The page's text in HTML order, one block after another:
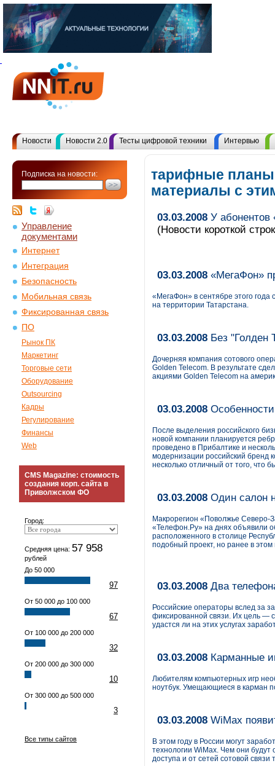
Новости Новости 2.0 Тесты цифровой техники Интервью
Подписка на новости:
Управление
документами
Интернет
Интеграция
Безопасность
Мобильная связь
Фиксированная связь
ПО
Рынок ПК
Маркетинг
Торговые сети
Оборудование
Outsourcing
Кадры
Регулирование
Финансы
Web
CMS Magazine: стоимость
создания корп. сайта в
Приволжском ФО
Город:
Средняя цена: 57 958
рублей
До 50 000
97
От 50 000 до 100 000
67
От 100 000 до 200 000
32
От 200 000 до 300 000
10
От 300 000 до 500 000
3
Все типы сайтов
тарифные
материалы с
03.03.2008 У абонентов
(Новости короткой
03.03.2008 «МегаФон»
«МегаФон» в сентябре этого года
на территории Татарстана.
03.03.2008 Без "Голден
Дочерняя компания сотового
Golden Telecom. В результате
акциями Golden Telecom на
03.03.2008
После выделения российского
новой компании планируется
проведено в Прибалтике и
модернизации российский бренд
несколько отличный от того, что
03.03.2008 Один салон
Макрорегион «Поволжье Северо-
«Телефон.Ру» на днях объявили
расположенного в столице
подобный проект, но ранее в этом
03.03.2008 Два
Российские операторы вслед за
фиксированной связи. Их цель —
удастся ли на этих услугах
03.03.2008 Карманные
Любителям компьютерных игр
ноутбук. Умещающиеся в карман
03.03.2008 WiMax
В этом году в России могут
технологии WiMax. Чем они
доступа и от сетей сотовой связи